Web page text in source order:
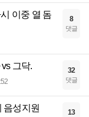
이중 열 돔
8
댓글
그닥. 32
댓글
음성지원 13